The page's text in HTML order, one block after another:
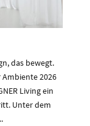
das bewegt.
Ambiente 2026
Living ein
Unter dem